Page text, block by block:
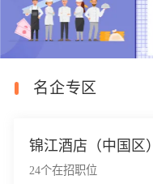
名企专区
锦江酒店（中国区）
24个在招职位